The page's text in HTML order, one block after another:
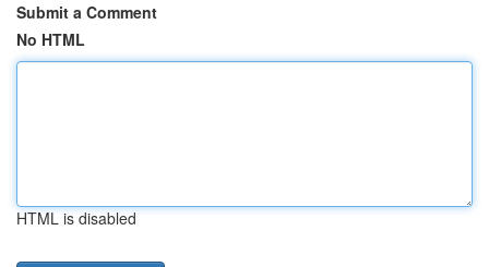
Submit a Comment
No HTML
HTML is disabled